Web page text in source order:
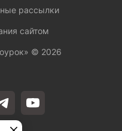
рассылки
сайтом
© 2026